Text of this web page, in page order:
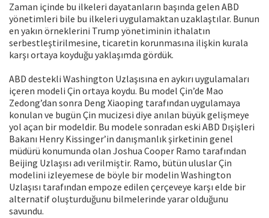
Zaman içinde bu ilkeleri dayatanların başında gelen ABD
yönetimleri bile bu ilkeleri uygulamaktan uzaklaştılar. Bunun
en yakın örneklerini Trump yönetiminin ithalatın
serbestleştirilmesine, ticaretin korunmasına ilişkin kurala
karşı ortaya koyduğu yaklaşımda gördük.
ABD destekli Washington Uzlaşısına en aykırı uygulamaları
içeren modeli Çin ortaya koydu. Bu model Çin’de Mao
Zedong’dan sonra Deng Xiaoping tarafından uygulamaya
konulan ve bugün Çin mucizesi diye anılan büyük gelişmeye
yol açan bir modeldir. Bu modele sonradan eski ABD Dışişleri
Bakanı Henry Kissinger’in danışmanlık şirketinin genel
müdürü konumunda olan Joshua Cooper Ramo tarafından
Beijing Uzlaşısı adı verilmiştir. Ramo, bütün uluslar Çin
modelini izleyemese de böyle bir modelin Washington
Uzlaşısı tarafından empoze edilen çerçeveye karşı elde bir
alternatif oluşturduğunu bilmelerinde yarar olduğunu
savundu.